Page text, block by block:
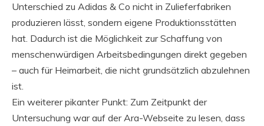
Unterschied zu Adidas & Co nicht in Zulieferfabriken
produzieren lässt, sondern eigene Produktionsstätten
hat. Dadurch ist die Möglichkeit zur Schaffung von
menschenwürdigen Arbeitsbedingungen direkt gegeben
– auch für Heimarbeit, die nicht grundsätzlich abzulehnen
ist.
Ein weiterer pikanter Punkt: Zum Zeitpunkt der
Untersuchung war auf der Ara-Webseite zu lesen, dass